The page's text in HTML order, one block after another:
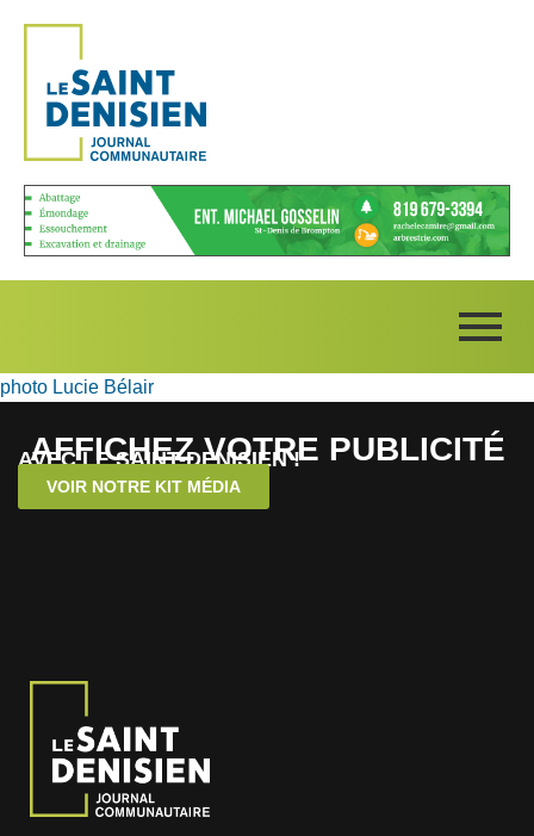
photo Lucie Bélair
AFFICHEZ VOTRE PUBLICITÉ
AVEC LE SAINT-DENISIEN !
VOIR NOTRE KIT MÉDIA